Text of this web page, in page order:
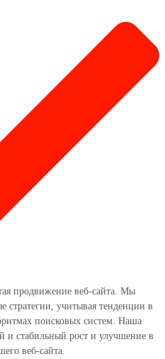
продвижение веб-сайта. Мы
стратегии, учитывая тенденции в
поисковых систем. Наша
и стабильный рост и улучшение в
веб-сайта.